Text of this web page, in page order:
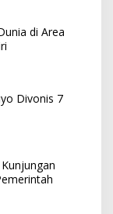
di Area
Divonis 7